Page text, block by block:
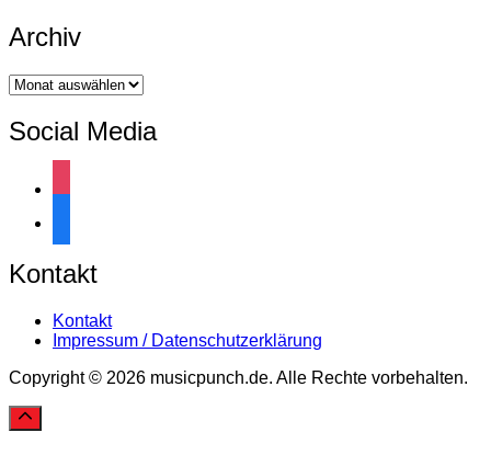
Archiv
Archiv
Social Media
Kontakt
Kontakt
Impressum / Datenschutzerklärung
Copyright © 2026 musicpunch.de. Alle Rechte vorbehalten.